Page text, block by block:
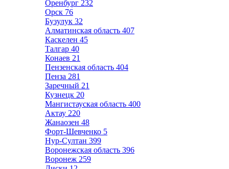
Оренбург 232
Орск 76
Бузулук 32
Алматинская область 407
Каскелен 45
Талгар 40
Конаев 21
Пензенская область 404
Пенза 281
Заречный 21
Кузнецк 20
Мангистауская область 400
Актау 220
Жанаозен 48
Форт-Шевченко 5
Нур-Султан 399
Воронежская область 396
Воронеж 259